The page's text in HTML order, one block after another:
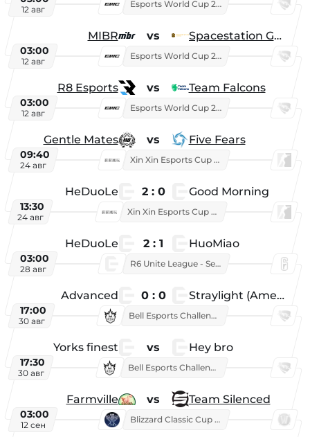
12 авг
Esports World Cup 2026
MIBR vs Spacestation Gaming
03:00
12 авг
Esports World Cup 2026
R8 Esports vs Team Falcons
03:00
12 авг
Esports World Cup 2026
Gentle Mates vs Five Fears
09:40
24 авг
Xin Xin Esports Cup 2025
HeDuoLe 2 : 0 Good Morning
13:30
24 авг
Xin Xin Esports Cup 2026
HeDuoLe 2 : 1 HuoMiao
03:00
28 авг
R6 Unite League - Season 1
Advanced 0 : 0 Straylight (American team)
17:00
30 авг
Bell Esports Challenge 2026
Yorks finest vs Hey bro
17:30
30 авг
Bell Esports Challenge 2026
Farmville vs Team Silenced
03:00
12 сен
Blizzard Classic Cup 2026